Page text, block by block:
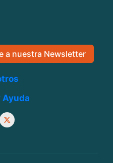
a nuestra Newsletter
Ayuda